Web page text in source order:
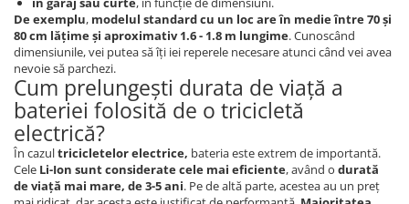
Acceleratie Triciclu Electric
Lumini Tricicluri Electrice
Roti, Axe
Cauta piese după Marcă/Model
Piese de Schimb Z-TECH
Piese de schimb KUBA / RKS
Piese de schimb Tornado
Piese de schimb Volta
De exemplu, modelul standard cu un loc are în medie între 70 și
80 cm lățime și aproximativ 1.6 - 1.8 m lungime. Cunoscând
dimensiunile, vei putea să îți iei reperele necesare atunci când vei avea
nevoie să parchezi.
Cum prelungești durata de viață a
bateriei folosită de o tricicletă
electrică?
În cazultricicletelor electrice, bateria este extrem de importantă.
Cele Li-Ion sunt considerate cele mai eficiente, având o durată
de viață mai mare, de 3-5 ani. Pe de altă parte, acestea au un preț